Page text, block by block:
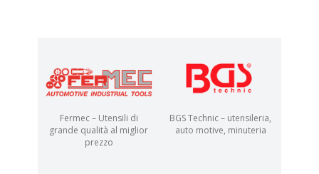
Fermec – Utensili di
grande qualità al miglior
prezzo
BGS Technic – utensileria,
auto motive, minuteria